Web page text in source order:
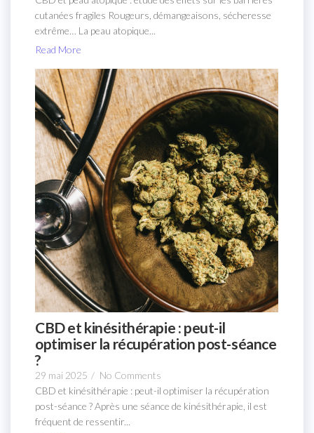
cutanées fragiles Rougeurs, démangeaisons, sécheresse
extrême… La peau atopique...
Read More
CBD et kinésithérapie : peut-il
optimiser la récupération post-séance
?
29 mai 2025 / No Comments
CBD et kinésithérapie : peut-il optimiser la récupération
post-séance ? Après une séance de kinésithérapie, il est
fréquent de ressentir...